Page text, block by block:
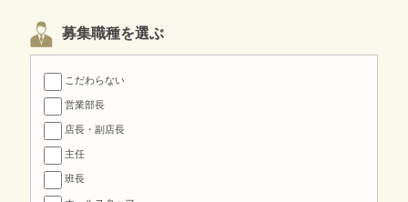
募集職種を選ぶ
こだわらない
営業部長
店長・副店長
主任
班長